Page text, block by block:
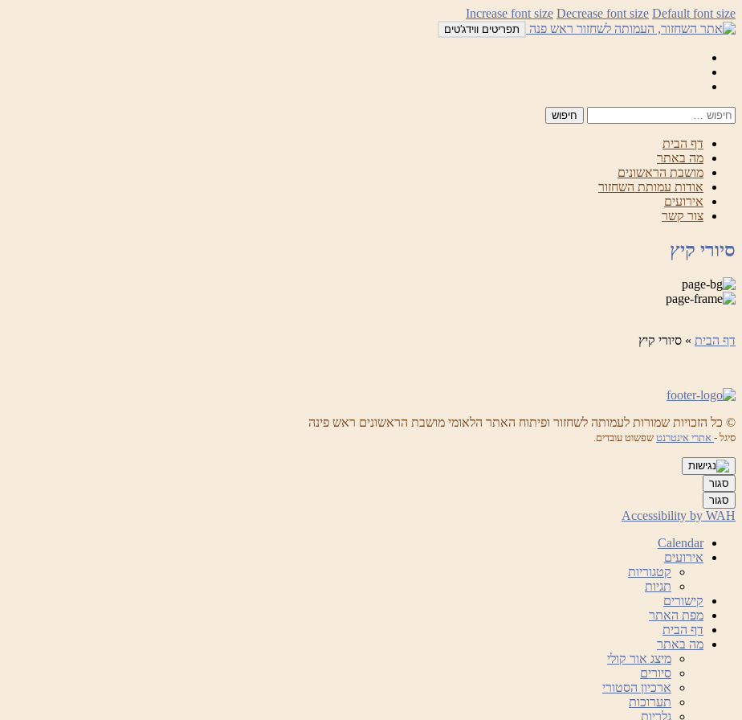
לדלג
לתוכן
Increase font size Decrease font size Default font size
תפריטים ווידג'טים
דף הבית
מה באתר
מושבת הראשונים
אודות עמותת השחזור
אירועים
צור קשר
סיורי קיץ
דף הבית » סיורי קיץ
© כל הזכויות שמורות לעמותה לשחזור ופיתוח האתר הלאומי מושבת הראשונים ראש פינה
סיגל - אתרי אינטרנט שפשוט עובדים.
סגור
סגור
Accessibility by WAH
Calendar
אירועים
קטגוריות
תגיות
קישורים
מפת האתר
דף הבית
מה באתר
מיצג אור קולי
סיורים
ארכיון הסטורי
תערוכות
גלריות